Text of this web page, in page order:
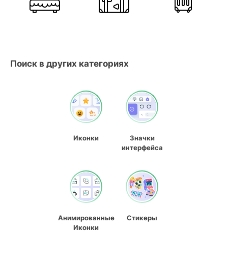
Поиск в других категориях
Иконки
Значки
интерфейса
Анимированные
Иконки
Стикеры